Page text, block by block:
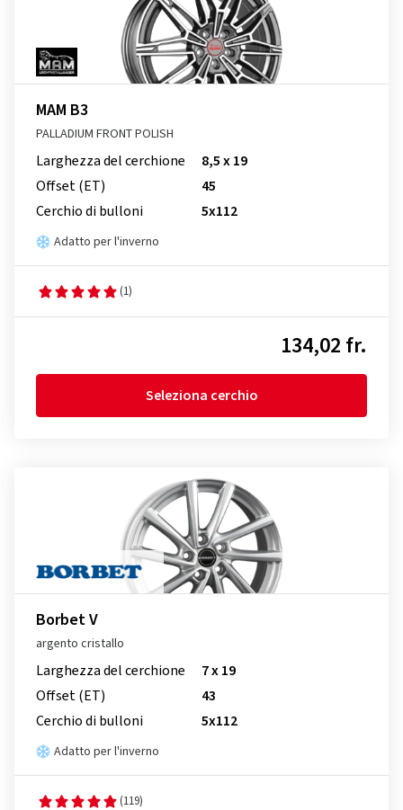
MAM B3
PALLADIUM FRONT POLISH
Larghezza del cerchione
8,5 x 19
Offset (ET)
45
Cerchio di bulloni
5x112
Adatto per l'inverno
(1)
134,02 fr.
Seleziona cerchio
Borbet V
argento cristallo
Larghezza del cerchione
7 x 19
Offset (ET)
43
Cerchio di bulloni
5x112
Adatto per l'inverno
(119)